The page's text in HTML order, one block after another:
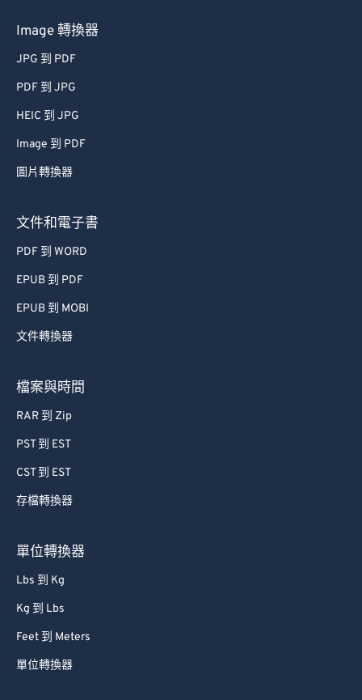
Image 轉換器
JPG 到 PDF
PDF 到 JPG
HEIC 到 JPG
Image 到 PDF
圖片轉換器
文件和電子書
PDF 到 WORD
EPUB 到 PDF
EPUB 到 MOBI
文件轉換器
檔案與時間
RAR 到 Zip
PST 到 EST
CST 到 EST
存檔轉換器
單位轉換器
Lbs 到 Kg
Kg 到 Lbs
Feet 到 Meters
單位轉換器